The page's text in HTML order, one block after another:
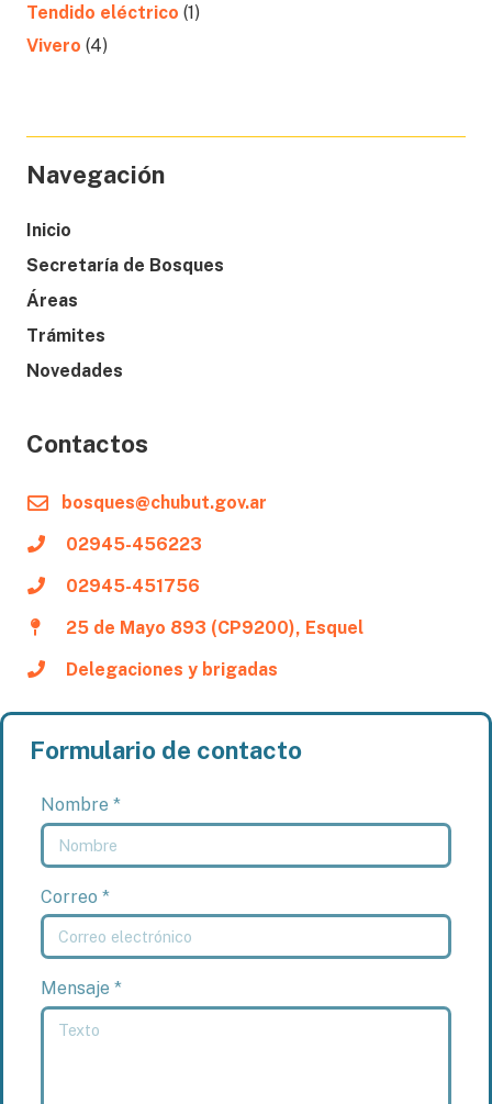
Tendido eléctrico (1)
Vivero (4)
Navegación
Inicio
Secretaría de Bosques
Áreas
Trámites
Novedades
Contactos
bosques@chubut.gov.ar
02945-456223
02945-451756
25 de Mayo 893 (CP9200), Esquel
Delegaciones y brigadas
Formulario de contacto
Nombre *
Correo *
Mensaje *